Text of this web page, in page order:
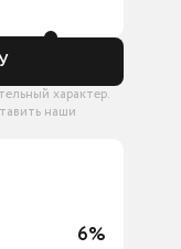
характер.
наши
6%